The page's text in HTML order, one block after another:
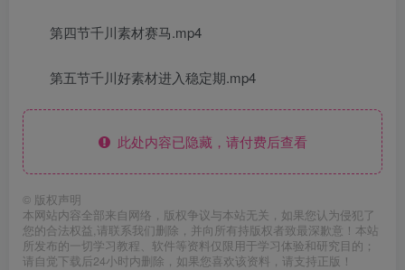
第四节千川素材赛马.mp4
第五节千川好素材进入稳定期.mp4
此处内容已隐藏，请付费后查看
© 版权声明
本网站内容全部来自网络，版权争议与本站无关，如果您认为侵犯了
您的合法权益,请联系我们删除，并向所有持版权者致最深歉意！本站
所发布的一切学习教程、软件等资料仅限用于学习体验和研究目的；
请自觉下载后24小时内删除，如果您喜欢该资料，请支持正版！